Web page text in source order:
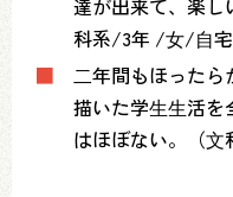
科系/3年 /⼥/⾃宅
■
⼆年間もほったら
描いた学⽣⽣活を
はほぼない。（